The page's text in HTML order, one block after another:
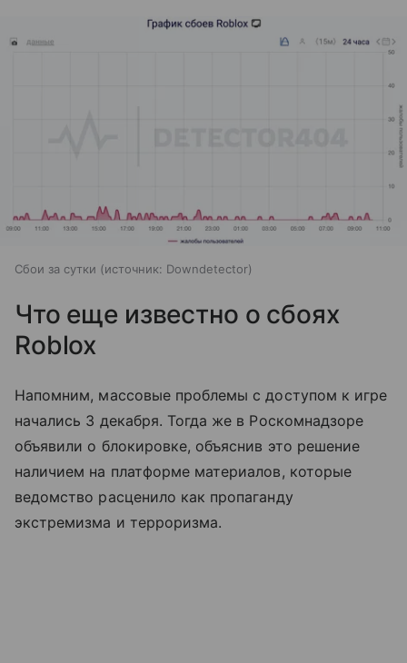
Сбои за сутки источник: Downdetector
Что еще известно о сбоях
Roblox
Напомним, массовые проблемы с доступом к игре
начались 3 декабря. Тогда же в Роскомнадзоре
объявили о блокировке, объяснив это решение
наличием на платформе материалов, которые
ведомство расценило как пропаганду
экстремизма и терроризма.